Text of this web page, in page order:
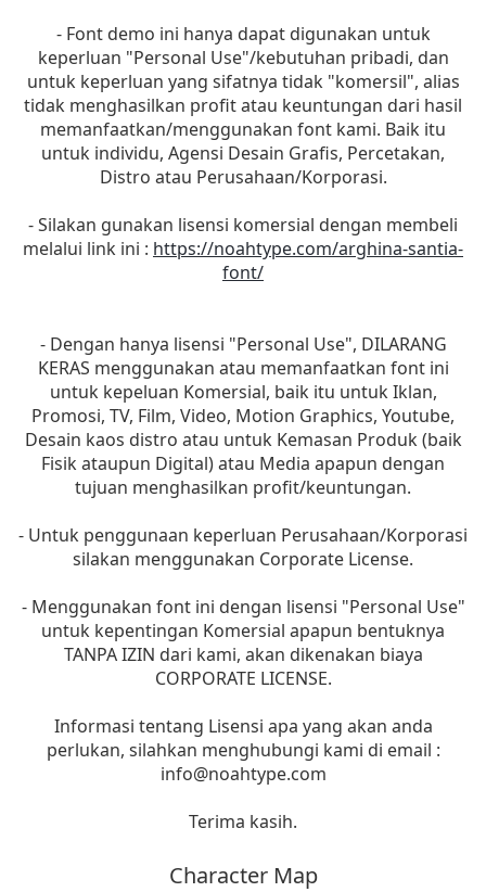
- Font demo ini hanya dapat digunakan untuk
keperluan "Personal Use"/kebutuhan pribadi, dan
untuk keperluan yang sifatnya tidak "komersil", alias
tidak menghasilkan profit atau keuntungan dari hasil
memanfaatkan/menggunakan font kami. Baik itu
untuk individu, Agensi Desain Grafis, Percetakan,
Distro atau Perusahaan/Korporasi.
- Silakan gunakan lisensi komersial dengan membeli
melalui link ini : https://noahtype.com/arghina-santia-
font/
- Dengan hanya lisensi "Personal Use", DILARANG
KERAS menggunakan atau memanfaatkan font ini
untuk kepeluan Komersial, baik itu untuk Iklan,
Promosi, TV, Film, Video, Motion Graphics, Youtube,
Desain kaos distro atau untuk Kemasan Produk (baik
Fisik ataupun Digital) atau Media apapun dengan
tujuan menghasilkan profit/keuntungan.
- Untuk penggunaan keperluan Perusahaan/Korporasi
silakan menggunakan Corporate License.
- Menggunakan font ini dengan lisensi "Personal Use"
untuk kepentingan Komersial apapun bentuknya
TANPA IZIN dari kami, akan dikenakan biaya
CORPORATE LICENSE.
Informasi tentang Lisensi apa yang akan anda
perlukan, silahkan menghubungi kami di email :
info@noahtype.com
Terima kasih.
Character Map